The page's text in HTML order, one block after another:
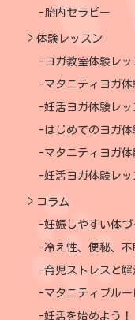
胎内セラピー
体験レッスン
ヨガ教室体験レッ
マタニティヨガ
妊活ヨガ体験レッ
はじめてのヨガ
マタニティヨガ
妊活ヨガ体験レ
コラム
妊娠しやすい体づ
冷え性、便秘、
育児ストレスと
マタニティブル
妊活を始めよう！